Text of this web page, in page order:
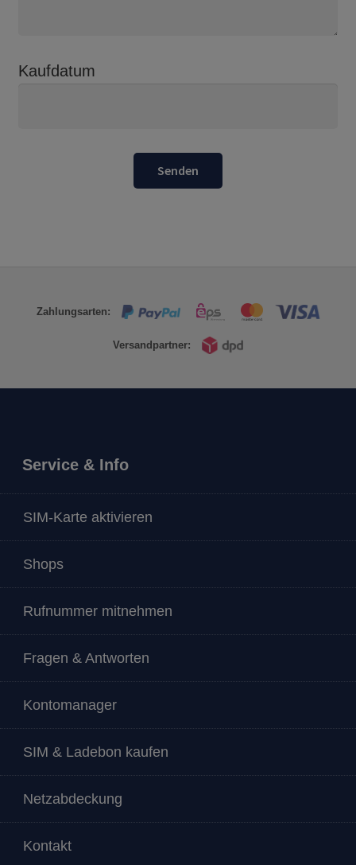
Kaufdatum
Zahlungsarten:
Versandpartner:
Service & Info
SIM-Karte aktivieren
Shops
Rufnummer mitnehmen
Fragen & Antworten
Kontomanager
SIM & Ladebon kaufen
Netzabdeckung
Kontakt